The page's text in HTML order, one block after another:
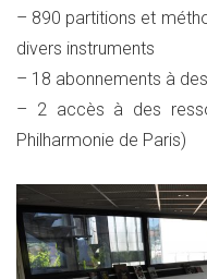
– 890 partitions et
divers instruments
– 18 abonnements à
– 2 accès à des
Philharmonie de Paris)